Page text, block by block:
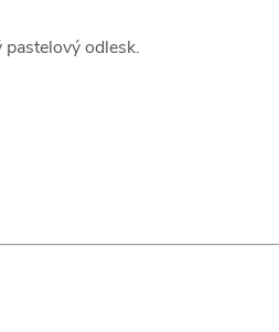
odlesk.